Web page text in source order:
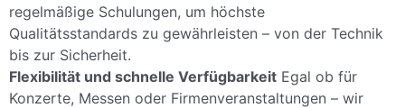
regelmäßige Schulungen, um höchste
Qualitätsstandards zu gewährleisten – von der Technik
bis zur Sicherheit.
Flexibilität und schnelle Verfügbarkeit Egal ob für
Konzerte, Messen oder Firmenveranstaltungen – wir